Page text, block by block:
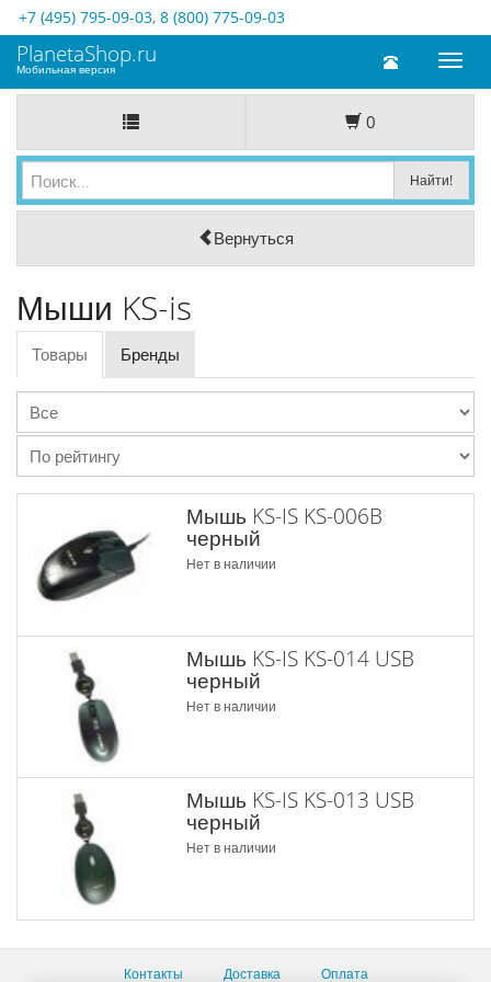
+7 (495) 795-09-03, 8 (800) 775-09-03
Toggle
PlanetaShop.ru
Мобильная версия
0
Вернуться
Мыши KS-is
Товары Бренды
Мышь KS-IS KS-006B
черный
Нет в наличии
Мышь KS-IS KS-014 USB
черный
Нет в наличии
Мышь KS-IS KS-013 USB
черный
Нет в наличии
Контакты Доставка Оплата